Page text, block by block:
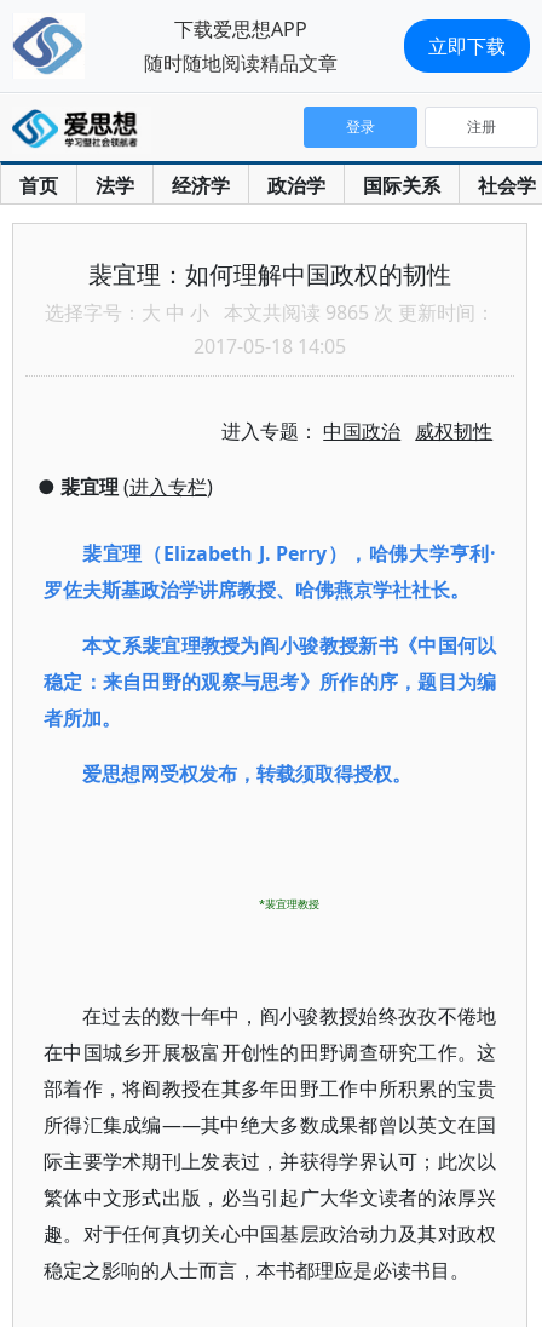
首页 法学 经济学 政治学 国际关系 社会学
登录 注册
裴宜理：如何理解中国政权的韧性
选择字号： 大 中 小 本文共阅读 9865 次 更新时间：
2017-05-18 14:05
进入专题：中国政治 威权韧性
● 裴宜理 (进入专栏)
裴宜理（Elizabeth J. Perry），哈佛大学亨利·
罗佐夫斯基政治学讲席教授、哈佛燕京学社社长。
本文系裴宜理教授为阎小骏教授新书《中国何以
稳定：来自田野的观察与思考》所作的序，题目为编
者所加。
爱思想网受权发布，转载须取得授权。
*裴宜理教授
在过去的数十年中，阎小骏教授始终孜孜不倦地
在中国城乡开展极富开创性的田野调查研究工作。这
部着作，将阎教授在其多年田野工作中所积累的宝贵
所得汇集成编——其中绝大多数成果都曾以英文在国
际主要学术期刊上发表过，并获得学界认可；此次以
繁体中文形式出版，必当引起广大华文读者的浓厚兴
趣。对于任何真切关心中国基层政治动力及其对政权
稳定之影响的人士而言，本书都理应是必读书目。
下载爱思想APP
随时随地阅读精品文章
立即下载